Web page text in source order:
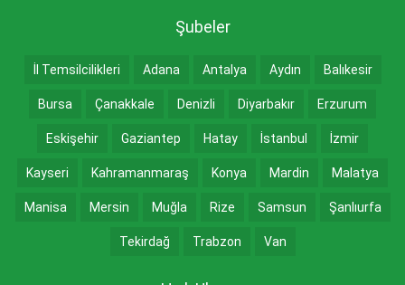
Şubeler
İl Temsilcilikleri Adana Antalya Aydın Balıkesir
Bursa Çanakkale Denizli Diyarbakır Erzurum
Eskişehir Gaziantep Hatay İstanbul İzmir
Kayseri Kahramanmaraş Konya Mardin Malatya
Manisa Mersin Muğla Rize Samsun Şanlıurfa
Tekirdağ Trabzon Van